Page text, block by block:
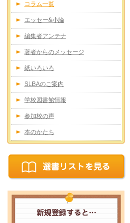
コラム一覧
エッセー&小論
編集者アンテナ
著者からのメッセージ
紙いろいろ
SLBAのご案内
学校図書館情報
参加校の声
本のかたち